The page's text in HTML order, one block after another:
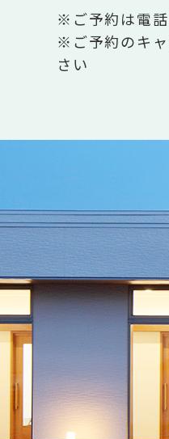
※ご予約は電
※ご予約のキ
さい